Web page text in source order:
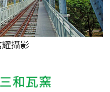
攝影
和瓦窯